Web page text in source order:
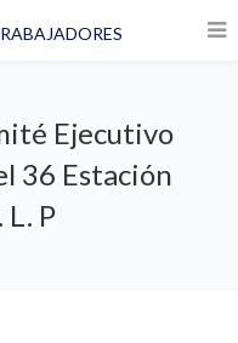
Ejecutivo
36 Estación
L. P